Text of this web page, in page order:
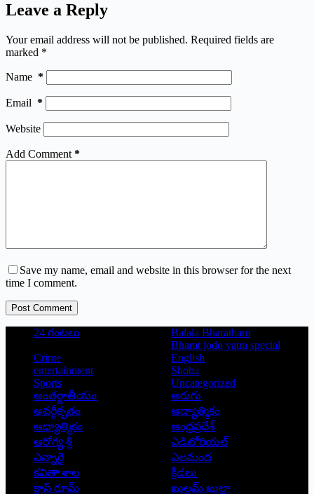
Leave a Reply
Your email address will not be published. Required fields are
marked *
Name *
Email *
Website
Add Comment *
Save my name, email and website in this browser for the next
time I comment.
Post Comment
24 గంటలు
Balala Bharatham
Bharat jodo yatra special
Crime
English
entertainment
Shoba
Sports
Uncategorized
అంతర్జాతీయం
అరుగు
అవర్గీకృతం
ఆద్యాత్మికం
ఆధ్యాత్మికం
ఆంధ్రప్రదేశ్
ఆరోగ్య శ్రీ
ఎడిటోరియల్
ఎన్నారై
ఎలమంద
కవితా శాల
క్రీడలు
క్లాస్ రూమ్
ఖుల్లమ్ ఖుల్లా